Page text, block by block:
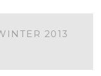
2013